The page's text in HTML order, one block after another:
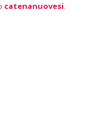
catenanuovesi.